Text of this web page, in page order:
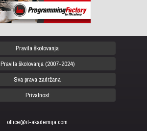
Pravila školovanja
Pravila školovanja (2007-2024)
Sva prava zadržana
Privatnost
office@it-akademija.com